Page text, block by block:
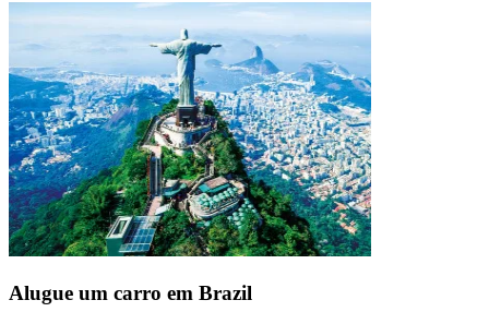
Alugue um carro em Brazil